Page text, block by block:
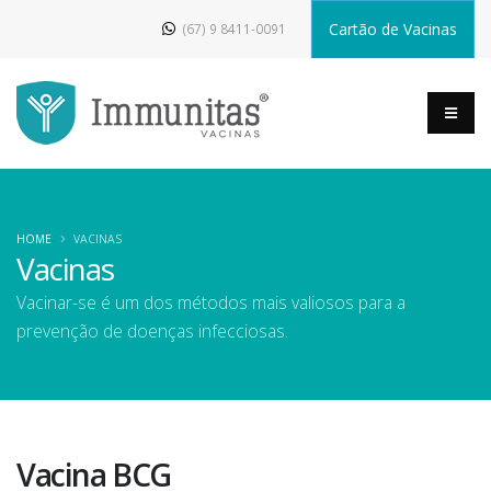
(67) 9 8411-0091 Cartão de Vacinas
Vacinas
Vacinar-se é um dos métodos mais valiosos para a
prevenção de doenças infecciosas.
HOME VACINAS
Vacina BCG